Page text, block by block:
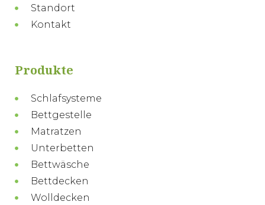
Standort
Kontakt
Produkte
Schlafsysteme
Bettgestelle
Matratzen
Unterbetten
Bettwäsche
Bettdecken
Wolldecken